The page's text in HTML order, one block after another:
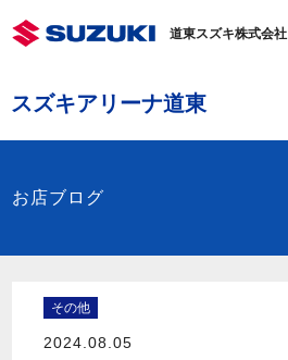
道東スズキ株式会社
スズキアリーナ道東
お店ブログ
その他
2024.08.05